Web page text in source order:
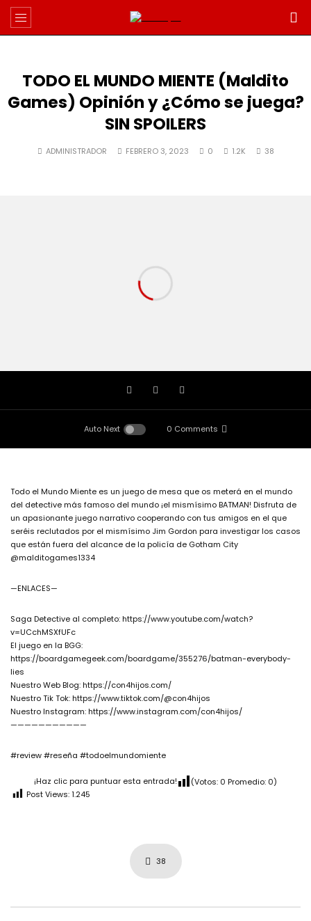
TODO EL MUNDO MIENTE (Maldito
Games) Opinión y ¿Cómo se juega?
SIN SPOILERS
ADMINISTRADOR FEBRERO 3, 2023 0 1.2K 38
Auto Next 0 Comments
Todo el Mundo Miente es un juego de mesa que os meterá en el mundo
del detective más famoso del mundo ¡el mismísimo BATMAN! Disfruta de
un apasionante juego narrativo cooperando con tus amigos en el que
seréis reclutados por el mismísimo Jim Gordon para investigar los casos
que están fuera del alcance de la policía de Gotham City
@malditogames1334
—ENLACES—
Saga Detective al completo: https://www.youtube.com/watch?
v=UCchMSXfUFc
El juego en la BGG:
https://boardgamegeek.com/boardgame/355276/batman-everybody-
lies
Nuestro Web Blog: https://con4hijos.com/
Nuestro Tik Tok: https://www.tiktok.com/@con4hijos
Nuestro Instagram: https://www.instagram.com/con4hijos/
———————————
#review #reseña #todoelmundomiente
¡Haz clic para puntuar esta entrada! (Votos: 0 Promedio: 0)
Post Views:1.245
38